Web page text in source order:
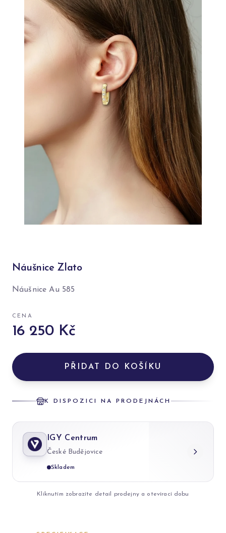
Náušnice Zlato
Náušnice Au 585
CENA
16 250 Kč
PŘIDAT DO KOŠÍKU
K DISPOZICI NA PRODEJNÁCH
IGY Centrum
České Budějovice
Skladem
Kliknutím zobrazíte detail prodejny a otevírací dobu